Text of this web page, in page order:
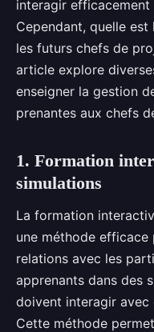
interagir
Cependant, quelle
les futurs chefs de
article explore
enseigner la gestion
prenantes aux chefs
1. Formation
simulations
La formation
une méthode efficace
relations avec les
apprenants dans des
doivent interagir avec
Cette méthode